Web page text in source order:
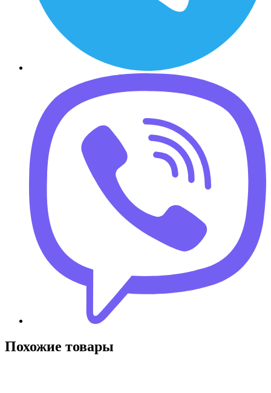
Похожие товары